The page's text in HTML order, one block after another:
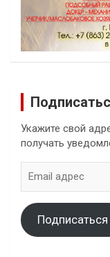
Укажите свой
получать
адрес
Подписаться